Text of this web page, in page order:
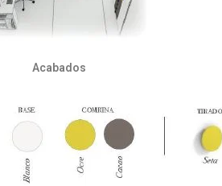
Acabados